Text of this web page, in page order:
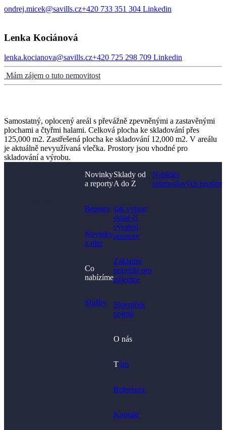
ondrej.micek@savills.cz+420 733 351 304 Linkedin
Lenka Kociánová
lenka.kocianova@savills.cz+420 725 298 709 Linkedin
Mám zájem o tuto nemovitost
Samostatný, oplocený areál s převážně zpevněnými a zastavěnými
plochami a čtyřmi halami. Celková plocha ke skladování přes
125,000 m2. Zastřešená plocha ke skladování 12,000 m2. V areálu
je aktuálně nevyužívaná vlečka. Prostory jsou vhodné pro
skladování a výrobu.
Novinky
a reporty
Reporty
Novinky
z trhu
Co
nabízíme
Služby
Sklady od
A do Z
Jak vybrat
sklad či
výrobní
prostory​
Základní
pravidla pro
nájemce
Slovníček
pojmů
O nás
Tým
Reference
Kontakt
Nabídka
průmyslových prostor